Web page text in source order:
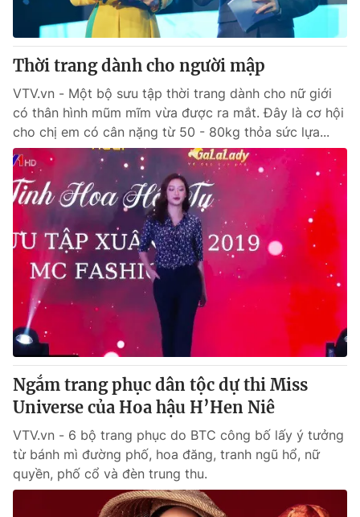
Cơ quan báo chí:Thời báo VTV
Giấy phép hoạt động báo in và báo điện tử số 483/GP-BTTTT
cấp ngày 29/12/2023
Tổng Biên tập:Vũ Thanh Thủy
Phó Tổng Biên tập: Nguyễn Thị Mỹ Hạnh, Phạm Quốc Thắng,
Nguyễn Trọng Ninh
Tổng đài VTV:024.38 355 931 - 024.38 355 932
Ðiện thoại Thời báo VTV:024.66 897 897
Email:
toasoan@vtv.vn
Liên hệ quảng cáo:024-7300.7108
thuận bằng văn bản. Ghi rõ nguồn VTV.vn khi phát hành lại
thông tin từ website này.
Thời trang dành cho người mập
VTV.vn - Một bộ sưu tập thời trang dành cho nữ giới
có thân hình mũm mĩm vừa được ra mắt. Đây là cơ hội
cho chị em có cân nặng từ 50 - 80kg thỏa sức lựa...
Ngắm trang phục dân tộc dự thi Miss
Universe của Hoa hậu H’Hen Niê
VTV.vn - 6 bộ trang phục do BTC công bố lấy ý tưởng
từ bánh mì đường phố, hoa đăng, tranh ngũ hổ, nữ
quyền, phố cổ và đèn trung thu.